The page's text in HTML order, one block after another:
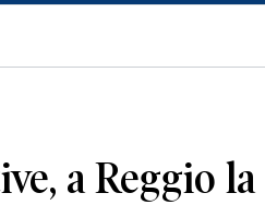
a Reggio la